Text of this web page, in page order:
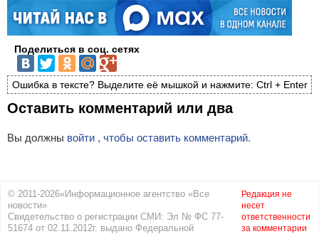
Поделиться в соц. сетях
Ошибка в тексте? Выделите её мышкой и нажмите: Ctrl + Enter
Оставить комментарий или два
Вы должны войти , чтобы оставить комментарий.
© 2011-2026«Информационное агентство «Все
новости»
Свидетельство о регистрации СМИ: Эл № ФС 77-
51674 от 02.11.2012г. выдано Федеральной
Редакция не
несет
ответственности
за комментарии